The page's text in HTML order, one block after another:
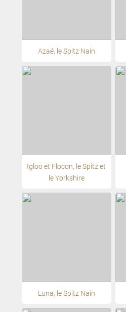
Azaé, le Spitz Nain
Igloo et Flocon, le Spitz et
le Yorkshire
Luna, le Spitz Nain